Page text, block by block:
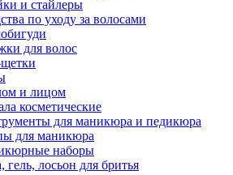
и стайлеры
по уходу за волосами
для волос
и лицом
косметические
для маникюра и педикюра
для маникюра
наборы
гель, лосьон для бритья